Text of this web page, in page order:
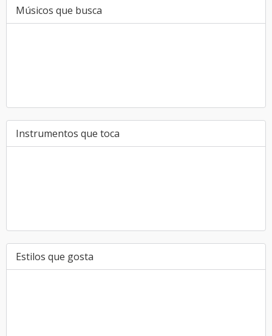
Músicos que busca
Instrumentos que toca
Estilos que gosta